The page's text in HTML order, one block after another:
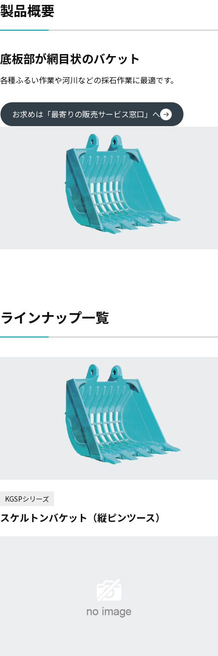
製品概要
底板部が網目状のバケット
各種ふるい作業や河川などの採石作業に最適です。
お求めは「最寄りの販売サービス窓口」へ
ラインナップ一覧
KGSPシリーズ
スケルトンバケット（縦ピンツース）